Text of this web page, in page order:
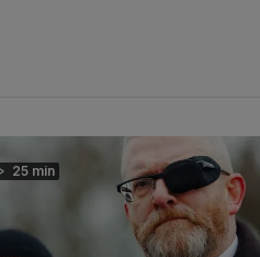
25 min